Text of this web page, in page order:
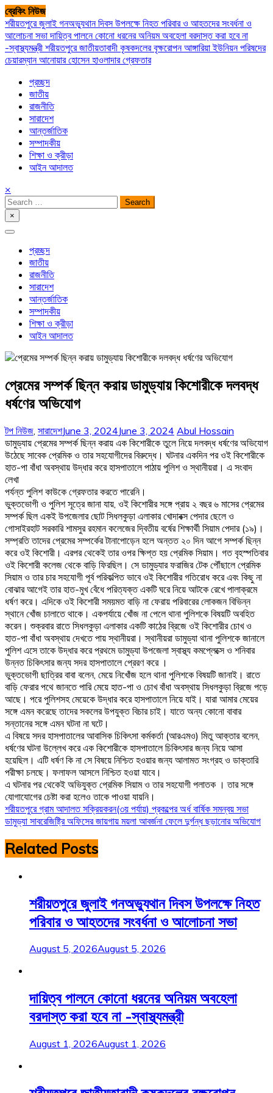
Skip
to
content
ব্রেকিং নিউজ
শরীয়তপুরে জুলাই গনঅভ্যুথান দিবস উপলক্ষে নিহত পরিবার ও আহতদের সংবর্ধনা ও
আলোচনা সভাদায়িত্ব পালনে কোনো ধরনের অনিয়ম অবহেলা বরদাস্ত করা হবে না
-স্বাস্থ্যমন্ত্রী শরীয়তপুরে জাতীয়তাবাদী কৃষকদলের বৃক্ষরোপনআঙ্গারিয়া ইউনিয়ন পরিষদের
চেয়ারম্যান আনোয়ার হোসেন হাওলাদার গ্রেফতার
প্রচ্ছদ
জাতীয়
রাজনীতি
সারাদেশ
আন্তর্জাতিক
সম্পাদকীয়
শিক্ষা ও ক্রীড়া
আইন আদালত
×
Search
for:
×
প্রচ্ছদ
জাতীয়
রাজনীতি
সারাদেশ
আন্তর্জাতিক
সম্পাদকীয়
শিক্ষা ও ক্রীড়া
আইন আদালত
প্রেমের সম্পর্ক ছিন্ন করায় ডামুড্যায় কিশোরীকে দলবদ্ধ
ধর্ষণের অভিযোগ
টপ নিউজ সারাদেশJune 3, 2024June 3, 2024 Abul Hossain
ডামুড্যায় প্রেমের সম্পর্ক ছিন্ন করায় এক কিশোরীকে তুলে নিয়ে দলবদ্ধ ধর্ষণের অভিযোগ
উঠেছে সাবেক প্রেমিক ও তার সহযোগীদের বিরুদ্ধে। ঘটনার একদিন পর ওই কিশোরীকে
হাত-পা বাঁধা অবস্থায় উদ্ধার করে হাসপাতালে পাঠায় পুলিশ ও স্থানীয়রা। এ সংবাদ
লেখা
পর্যন্ত পুলিশ কাউকে গ্রেফতার করতে পারেনি।
ভুক্তভোগী ও পুলিশ সূত্রে জানা যায়, ওই কিশোরীর সঙ্গে প্রায় ২ বছর ৬ মাসের প্রেমের
সম্পর্ক ছিল একই উপজেলার ছোট সিধলকুড়া এলাকার খোদাবক্স পেদার ছেলে ও
গোসাইরহাট সরকারি শামসুর রহমান কলেজের দ্বিতীয় বর্ষের শিক্ষার্থী সিয়াম পেদার (১৯)।
সম্প্রতি তাদের প্রেমের সম্পর্কের টানাপোড়েন হলে অন্তত ২০ দিন আগে সম্পর্ক ছিন্ন
করে ওই কিশোরী। এরপর থেকেই তার ওপর ক্ষিপ্ত হয় প্রেমিক সিয়াম। গত বৃহস্পতিবার
ওই কিশোরী কলেজ থেকে বাড়ি ফিরছিল। সে ডামুড্যার ফরাজির টেক পৌঁছালে প্রেমিক
সিয়াম ও তার চার সহযোগী পূর্ব পরিকল্পিত ভাবে ওই কিশোরীর গতিরোধ করে এবং কিছু না
বোঝার আগেই তার হাত-মুখ বেঁধে পরিত্যক্ত একটি ঘরে নিয়ে আটকে রেখে পালাক্রমে
ধর্ষণ করে। এদিকে ওই কিশোরী সময়মত বাড়ি না ফেরায় পরিবারের লোকজন বিভিন্ন
স্থানে খোঁজ চালাতে থাকে। একপর্যায়ে খোঁজ না পেলে থানা পুলিশকে বিষয়টি অবহিত
করেন। শুক্রবার রাতে সিধলকুড়া এলাকার একটি কাঠের ব্রিজে ওই কিশোরীর চোখ ও
হাত-পা বাঁধা অবস্থায় দেখতে পায় স্থানীয়রা। স্থানীয়রা ডামুড্যা থানা পুলিশকে জানালে
পুলিশ এসে তাকে উদ্ধার করে প্রথমে ডামুড্যা উপজেলা স্বাস্থ্য কমপ্লেক্সে ও শনিবার
উন্নত চিকিৎসার জন্য সদর হাসপাতালে প্রেরণ করে ।
ভুক্তভোগী ছাত্রির বাবা বলেন, মেয়ে নিখোঁজ হলে থানা পুলিশকে বিষয়টি জানাই। রাতে
বাড়ি ফেরার পথে জানতে পারি মেয়ে হাত-পা ও চোখ বাঁধা অবস্থায় সিধলকুড়া ব্রিজে পড়ে
আছে। পরে পুলিশসহ মেয়েকে উদ্ধার করে হাসপাতালে নিয়ে যাই। যারা আমার মেয়ের
সঙ্গে এমন করেছে তাদের সকলের উপযুক্ত বিচার চাই। যাতে অন্য কোনো বাবার
সন্তানের সঙ্গে এমন ঘটনা না ঘটে।
এ বিষয়ে সদর হাসপাতালের আবাসিক চিকিৎসা কর্মকর্তা (আরএমও) মিতু আক্তার বলেন,
ধর্ষণের ঘটনা উল্লেখ করে এক কিশোরীকে হাসপাতালে চিকিৎসার জন্য নিয়ে আসা
হয়েছিল। এটি ধর্ষণ কি না সে বিষয়ে নিশ্চিত হওয়ার জন্য আলামত সংগ্রহ ও ডাক্তারি
পরীক্ষা চলছে। ফলাফল আসলে নিশ্চিত হওয়া যাবে।
এ ঘটনার পর থেকেই অভিযুক্ত প্রেমিক সিয়াম ও তার সহযোগী পলাতক । তার সঙ্গে
যোগাযোগের চেষ্টা করা হলেও তাকে পাওয়া যায়নি।
Post
navigation
শরীয়তপুরে গ্রাম আদালত সক্রিয়করন(৩য় পর্যায়) প্রকল্পের অর্ধ বার্ষিক সমন্বয় সভা
ডামুড্যা সাবরেজিষ্ট্রি অফিসের জায়গায় ময়লা আবর্জনা ফেলে দুর্গন্ধ ছড়ানোর অভিযোগ
Related Posts
শরীয়তপুরে জুলাই গনঅভ্যুথান দিবস উপলক্ষে নিহত
পরিবার ও আহতদের সংবর্ধনা ও আলোচনা সভা
August 5, 2026August 5, 2026
দায়িত্ব পালনে কোনো ধরনের অনিয়ম অবহেলা
বরদাস্ত করা হবে না -স্বাস্থ্যমন্ত্রী
August 1, 2026August 1, 2026